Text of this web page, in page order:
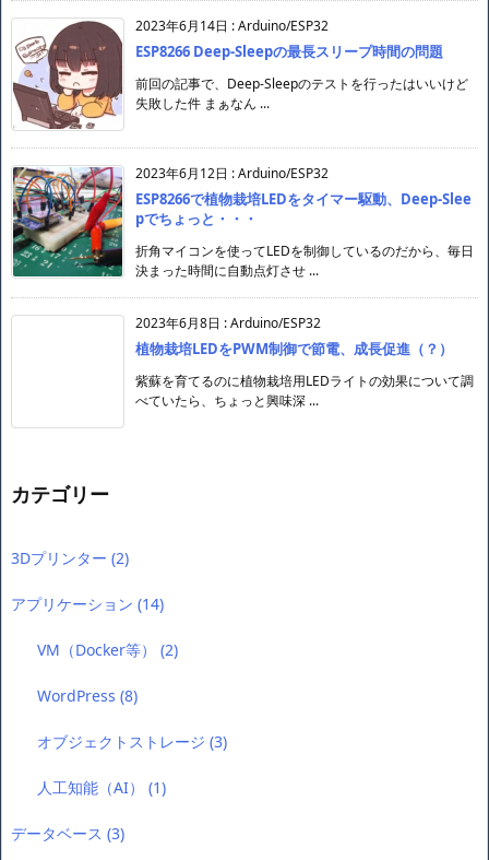
2023年6月14日 :Arduino/ESP32
ESP8266 Deep-Sleepの最長スリープ時間の問題
前回の記事で、Deep-Sleepのテストを行ったはいいけど
失敗した件 まぁなん ...
2023年6月12日 :Arduino/ESP32
ESP8266で植物栽培LEDをタイマー駆動、Deep-Slee
pでちょっと・・・
折角マイコンを使ってLEDを制御しているのだから、毎日
決まった時間に自動点灯させ ...
2023年6月8日 :Arduino/ESP32
植物栽培LEDをPWM制御で節電、成長促進（？）
紫蘇を育てるのに植物栽培用LEDライトの効果について調
べていたら、ちょっと興味深 ...
カテゴリー
3Dプリンター (2)
アプリケーション (14)
VM（Docker等）(2)
WordPress(8)
オブジェクトストレージ(3)
人工知能（AI）(1)
データベース (3)